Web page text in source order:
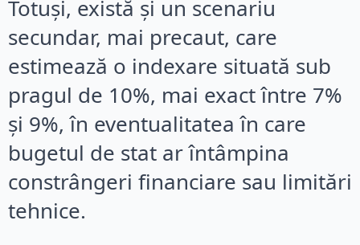
Totuși, există și un scenariu
secundar, mai precaut, care
estimează o indexare situată sub
pragul de 10%, mai exact între 7%
și 9%, în eventualitatea în care
bugetul de stat ar întâmpina
constrângeri financiare sau limitări
tehnice.